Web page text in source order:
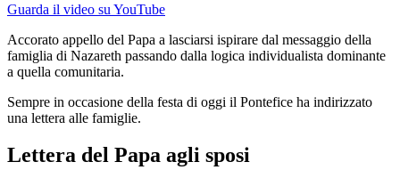
Guarda il video su YouTube
Accorato appello del Papa a lasciarsi ispirare dal messaggio della
famiglia di Nazareth passando dalla logica individualista dominante
a quella comunitaria.
Sempre in occasione della festa di oggi il Pontefice ha indirizzato
una lettera alle famiglie.
Lettera del Papa agli sposi